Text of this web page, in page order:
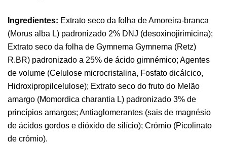
Ingredientes: Extrato seco da folha de Amoreira-branca
(Morus alba L) padronizado 2% DNJ (desoxinojirimicina);
Extrato seco da folha de Gymnema Gymnema (Retz)
R.BR) padronizado a 25% de ácido gimnémico; Agentes
de volume (Celulose microcristalina, Fosfato dicálcico,
Hidroxipropilcelulose); Extrato seco do fruto do Melão
amargo (Momordica charantia L) padronizado 3% de
princípios amargos; Antiaglomerantes (sais de magnésio
de ácidos gordos e dióxido de silício); Crómio (Picolinato
de crómio).
Pure Electrolytes 270 G Ostrovit
Desporto,Suplementos
7,50 €